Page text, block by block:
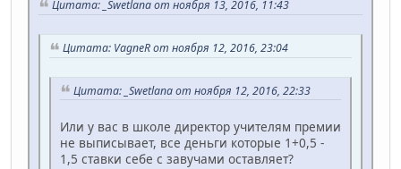
Цитата: _Swetlana от ноября 13, 2016, 11:43
Цитата: VagneR от ноября 12, 2016, 23:04
Цитата: _Swetlana от ноября 12, 2016, 22:33
Или у вас в школе директор учителям премии
не выписывает, все деньги которые 1+0,5 -
1,5 ставки себе с завучами оставляет?